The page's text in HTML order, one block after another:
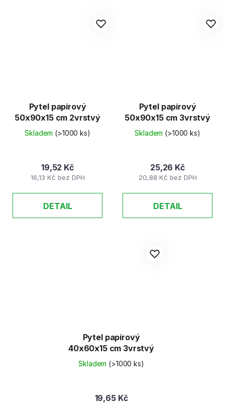
Pytel papírový
50x90x15 cm 2vrstvý
Skladem (>1000 ks)
16,13 Kč bez DPH
19,52 Kč
DETAIL
Pytel papírový
50x90x15 cm 3vrstvý
Skladem (>1000 ks)
20,88 Kč bez DPH
25,26 Kč
DETAIL
Pytel papírový
40x60x15 cm 3vrstvý
Skladem (>1000 ks)
19,65 Kč